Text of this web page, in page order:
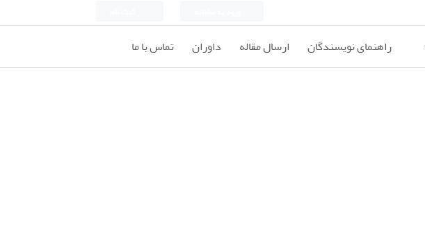
راهنمای نویسندگان ارسال مقاله داوران تماس با ما